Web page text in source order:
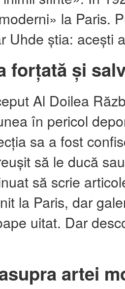
la Paris.
Uhde știa: acești
forțată și
Al Doilea
în pericol
sa a fost
să le ducă
să scrie
la Paris, dar
uitat. Dar
artei